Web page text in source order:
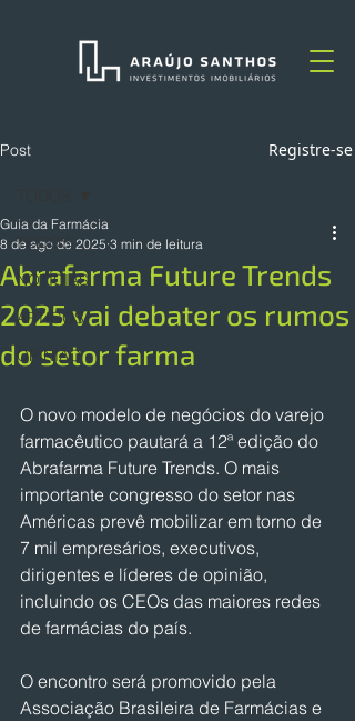
Post Registre-se
TODOS
NOTÍCIAS
ARTIGOS
OPINIÃO
Abrafarma Future Trends
2025 vai debater os rumos
do setor farma
Guia da Farmácia
8 de ago de 2025 3 min de leitura
O novo modelo de negócios do varejo
farmacêutico pautará a 12ª edição do
Abrafarma Future Trends. O mais
importante congresso do setor nas
Américas prevê mobilizar em torno de
7 mil empresários, executivos,
dirigentes e líderes de opinião,
incluindo os CEOs das maiores redes
de farmácias do país.
O encontro será promovido pela
Associação Brasileira de Farmácias e